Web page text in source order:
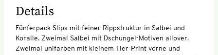
Details
Fünferpack Slips mit feiner Rippstruktur in Salbei und
Koralle. Zweimal Salbei mit Dschungel-Motiven allover.
Zweimal unifarben mit kleinem Tier-Print vorne und